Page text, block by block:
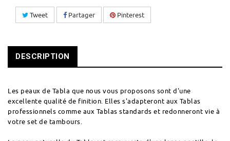
Tweet Partager Pinterest
DESCRIPTION
Les peaux de Tabla que nous vous proposons sont d'une
excellente qualité de finition. Elles s'adapteront aux Tablas
professionnels comme aux Tablas standards et redonneront vie à
votre set de tambours.